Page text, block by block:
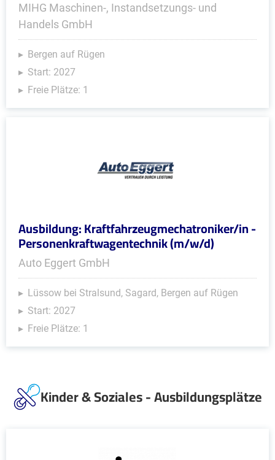
MIHG Maschinen-, Instandsetzungs- und
Handels GmbH
Bergen auf Rügen
Start: 2027
Freie Plätze: 1
Ausbildung: Kraftfahrzeugmechatroniker/in -
Personenkraftwagentechnik (m/w/d)
Auto Eggert GmbH
Lüssow bei Stralsund, Sagard, Bergen auf Rügen
Start: 2027
Freie Plätze: 1
Kinder & Soziales - Ausbildungsplätze